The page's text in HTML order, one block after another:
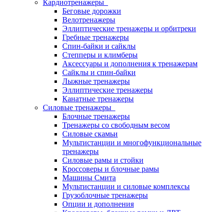
Кардиотренажеры
Беговые дорожки
Велотренажеры
Эллиптические тренажеры и орбитреки
Гребные тренажеры
Спин-байки и сайклы
Степперы и климберы
Аксессуары и дополнения к тренажерам
Сайклы и спин-байки
Лыжные тренажеры
Эллиптические тренажеры
Канатные тренажеры
Силовые тренажеры
Блочные тренажеры
Тренажеры со свободным весом
Силовые скамьи
Мультистанции и многофункциональные
тренажеры
Силовые рамы и стойки
Кроссоверы и блочные рамы
Машины Смита
Мультистанции и силовые комплексы
Грузоблочные тренажеры
Опции и дополнения